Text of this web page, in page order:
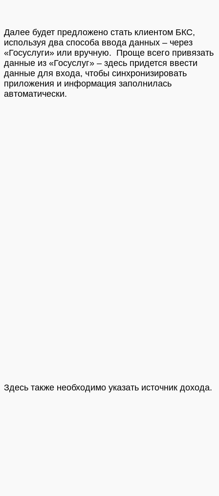
Далее будет предложено стать клиентом БКС,
используя два способа ввода данных – через
«Госуслуги» или вручную. Проще всего привязать
данные из «Госуслуг» – здесь придется ввести
данные для входа, чтобы синхронизировать
приложения и информация заполнилась
автоматически.
Здесь также необходимо указать источник дохода.